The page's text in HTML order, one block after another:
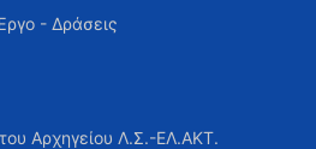
- Δράσεις
Αρχηγείου Λ.Σ.-ΕΛ.ΑΚΤ.